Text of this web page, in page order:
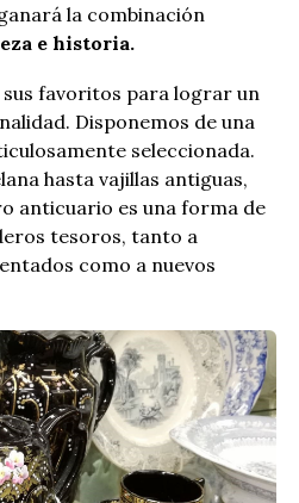
la combinación
e historia.
favoritos para lograr un
Disponemos de una
seleccionada.
hasta vajillas antiguas,
anticuario es una forma de
tesoros, tanto a
como a nuevos